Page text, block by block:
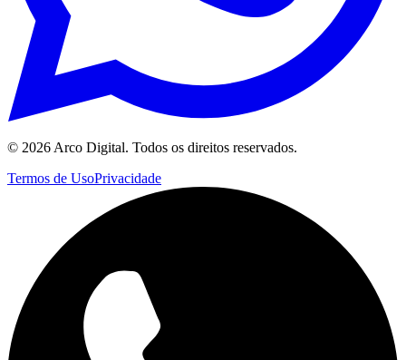
© 2026 Arco Digital. Todos os direitos reservados.
Termos de UsoPrivacidade